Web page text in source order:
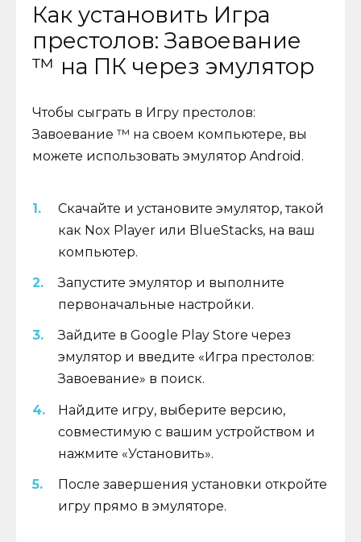
Как установить Игра
престолов: Завоевание
™ на ПК через эмулятор
Чтобы сыграть в Игру престолов:
Завоевание ™ на своем компьютере, вы
можете использовать эмулятор Android.
Скачайте и установите эмулятор, такой
как Nox Player или BlueStacks, на ваш
компьютер.
Запустите эмулятор и выполните
первоначальные настройки.
Зайдите в Google Play Store через
эмулятор и введите «Игра престолов:
Завоевание» в поиск.
Найдите игру, выберите версию,
совместимую с вашим устройством и
нажмите «Установить».
После завершения установки откройте
игру прямо в эмуляторе.